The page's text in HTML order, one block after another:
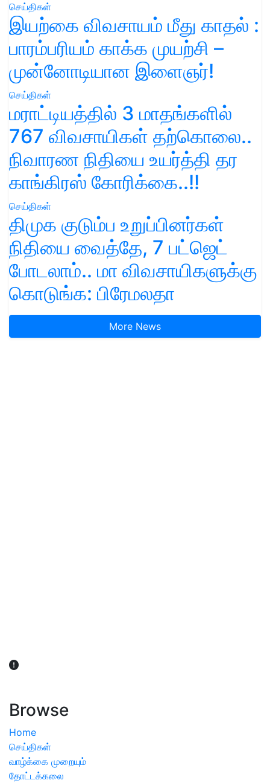
செய்திகள்
இயற்கை விவசாயம் மீது காதல் :
பாரம்பரியம் காக்க முயற்சி –
முன்னோடியான இளைஞர்!
செய்திகள்
மராட்டியத்தில் 3 மாதங்களில்
767 விவசாயிகள் தற்கொலை..
நிவாரண நிதியை உயர்த்தி தர
காங்கிரஸ் கோரிக்கை..!!
செய்திகள்
திமுக குடும்ப உறுப்பினர்கள்
நிதியை வைத்தே, 7 பட்ஜெட்
போடலாம்.. மா விவசாயிகளுக்கு
கொடுங்க: பிரேமலதா
More News
Browse
Home
செய்திகள்
வாழ்க்கை முறையும்
தோட்டக்கலை